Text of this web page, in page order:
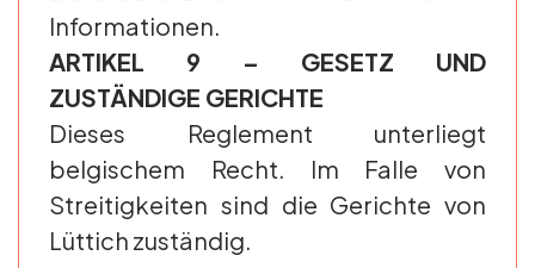
Informationen.
ARTIKEL 9 – GESETZ UND
ZUSTÄNDIGE GERICHTE
Dieses Reglement unterliegt
belgischem Recht. Im Falle von
Streitigkeiten sind die Gerichte von
Lüttich zuständig.